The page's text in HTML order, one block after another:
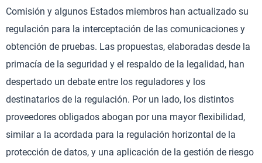
Comisión y algunos Estados miembros han actualizado su
regulación para la interceptación de las comunicaciones y
obtención de pruebas. Las propuestas, elaboradas desde la
primacía de la seguridad y el respaldo de la legalidad, han
despertado un debate entre los reguladores y los
destinatarios de la regulación. Por un lado, los distintos
proveedores obligados abogan por una mayor flexibilidad,
similar a la acordada para la regulación horizontal de la
protección de datos, y una aplicación de la gestión de riesgo